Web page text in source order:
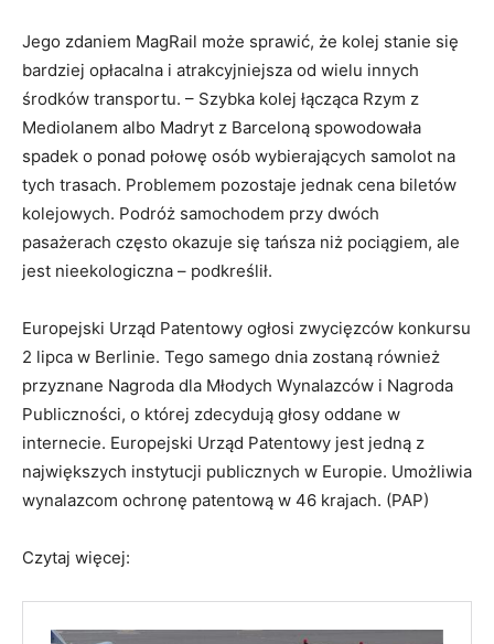
Jego zdaniem MagRail może sprawić, że kolej stanie się
bardziej opłacalna i atrakcyjniejsza od wielu innych
środków transportu. – Szybka kolej łącząca Rzym z
Mediolanem albo Madryt z Barceloną spowodowała
spadek o ponad połowę osób wybierających samolot na
tych trasach. Problemem pozostaje jednak cena biletów
kolejowych. Podróż samochodem przy dwóch
pasażerach często okazuje się tańsza niż pociągiem, ale
jest nieekologiczna – podkreślił.
Europejski Urząd Patentowy ogłosi zwycięzców konkursu
2 lipca w Berlinie. Tego samego dnia zostaną również
przyznane Nagroda dla Młodych Wynalazców i Nagroda
Publiczności, o której zdecydują głosy oddane w
internecie. Europejski Urząd Patentowy jest jedną z
największych instytucji publicznych w Europie. Umożliwia
wynalazcom ochronę patentową w 46 krajach. (PAP)
Czytaj więcej: